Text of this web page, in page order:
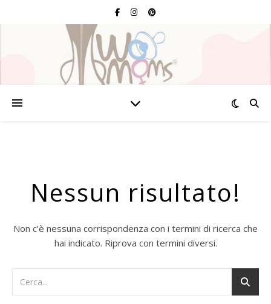
Nessun risultato!
Non c’è nessuna corrispondenza con i termini di ricerca che
hai indicato. Riprova con termini diversi.